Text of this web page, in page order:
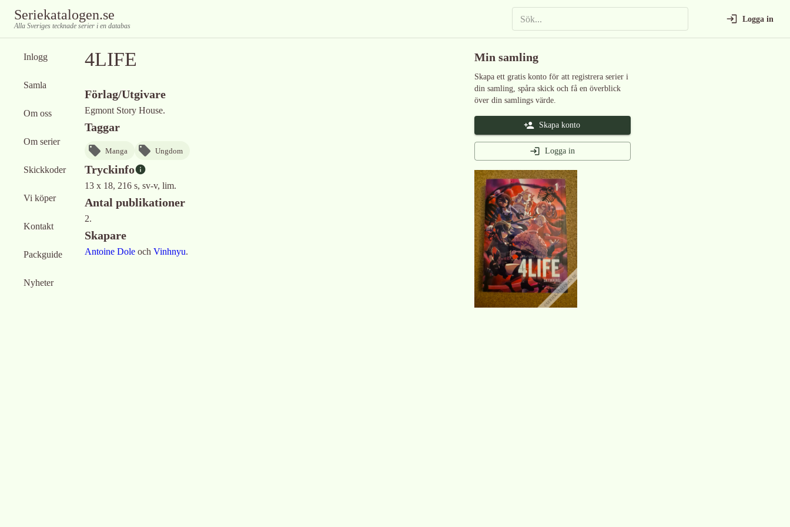
Seriekatalogen.se
Alla Sveriges tecknade serier i en databas
Logga in
Inlogg
Samla
Om oss
Om serier
Skickkoder
Vi köper
Kontakt
Packguide
Nyheter
4LIFE
Förlag/Utgivare
Egmont Story House.
Taggar
Manga Ungdom
Tryckinfo
13 x 18, 216 s, sv-v, lim.
Antal publikationer
2.
Skapare
Antoine Dole och Vinhnyu.
Min samling
Skapa ett gratis konto för att registrera serier i
din samling, spåra skick och få en överblick
över din samlings värde.
Skapa konto
Logga in